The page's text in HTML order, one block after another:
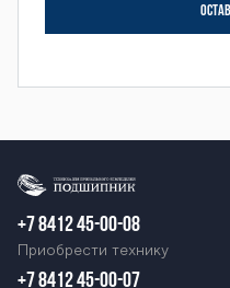
+7 8412 45-00-08
Приобрести технику
+7 8412 45-00-07